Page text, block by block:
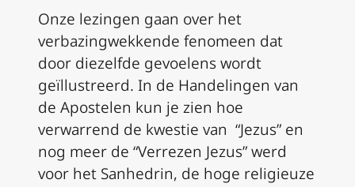
Onze lezingen gaan over het
verbazingwekkende fenomeen dat
door diezelfde gevoelens wordt
geïllustreerd. In de Handelingen van
de Apostelen kun je zien hoe
verwarrend de kwestie van “Jezus” en
nog meer de “Verrezen Jezus” werd
voor het Sanhedrin, de hoge religieuze